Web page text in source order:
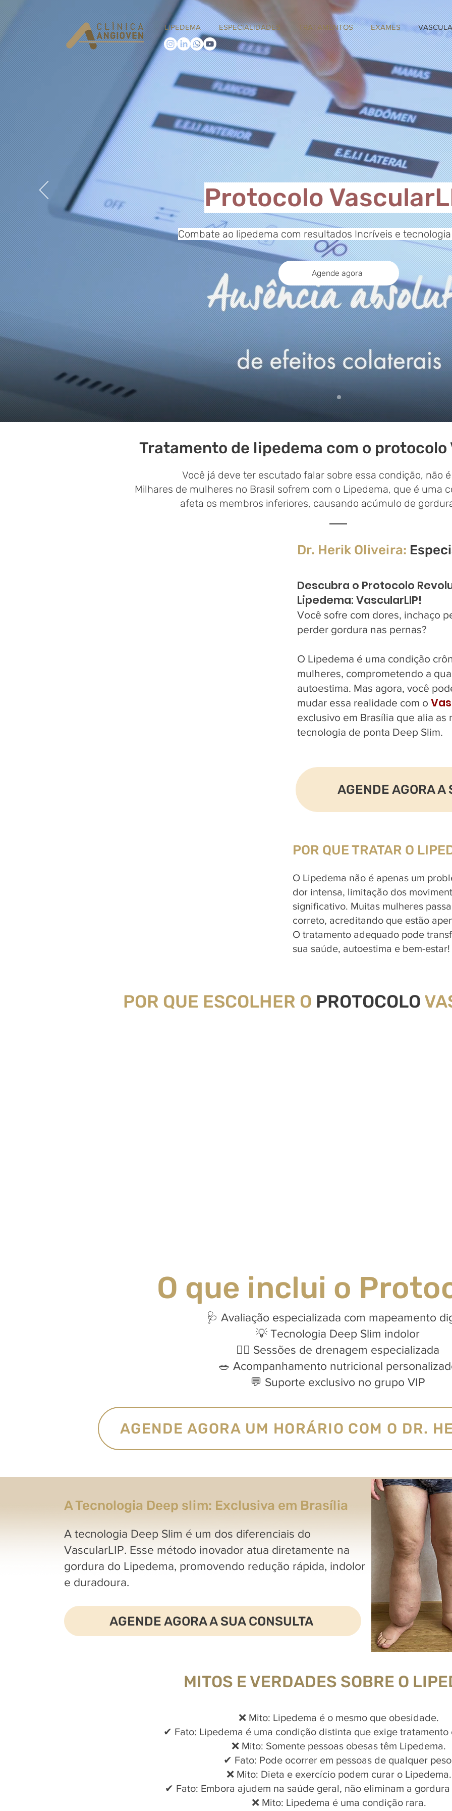
LIPEDEMA ESPECIALIDADES TRATAMENTOS EXAMES
Protocolo
Combate ao lipedema com resultados Incríveis e tecnologia
Agende agora
Tratamento de lipedema com o protocolo
Você já deve ter escutado falar sobre essa condição, não
Milhares de mulheres no Brasil sofrem com o Lipedema, que é uma
afeta os membros inferiores, causando acúmulo de
Dr. Herik Oliveira:
Descubra o Protocolo
Lipedema: VascularLIP!
Você sofre com dores, inchaço
perder gordura nas pernas?
O Lipedema é uma condição
mulheres, comprometendo a
autoestima. Mas agora, você
mudar essa realidade com o
exclusivo em Brasília que alia as
tecnologia de ponta Deep Slim.
AGENDE AGORA A
POR QUE TRATAR O
O Lipedema não é apenas um
dor intensa, limitação dos
significativo. Muitas mulheres
correto, acreditando que estão
O tratamento adequado pode
sua saúde, autoestima e bem-estar!
POR QUE ESCOLHER O PROTOCOLO
O que inclui o
🩺 Avaliação especializada com mapeamento
💡 Tecnologia Deep Slim indolor
💆‍♀️ Sessões de drenagem especializada
🥗 Acompanhamento nutricional
💬 Suporte exclusivo no grupo VIP
AGENDE AGORA UM HORÁRIO COM O DR.
A Tecnologia Deep slim: Exclusiva em Brasília
A tecnologia Deep Slim é um dos diferenciais do
VascularLIP. Esse método inovador atua diretamente na
gordura do Lipedema, promovendo redução rápida, indolor
e duradoura.
AGENDE AGORA A SUA CONSULTA
MITOS E VERDADES SOBRE O
❌ Mito: Lipedema é o mesmo que obesidade.
✔ Fato: Lipedema é uma condição distinta que exige tratamento
❌ Mito: Somente pessoas obesas têm Lipedema.
✔ Fato: Pode ocorrer em pessoas de qualquer
❌ Mito: Dieta e exercício podem curar o Lipedema.
✔ Fato: Embora ajudem na saúde geral, não eliminam a
❌ Mito: Lipedema é uma condição rara.